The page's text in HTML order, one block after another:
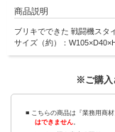
商品説明
ブリキでできた 戦闘機スタ
サイズ（約）：
※ご購入
■ こちらの商品は『業務用商材
はできません。